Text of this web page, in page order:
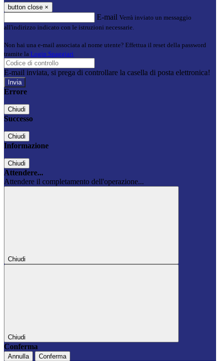
button close ×
E-mail Verrà inviato un messaggio
all'indirizzo indicato con le istruzioni necessarie.
Non hai una e-mail associata al nome utente? Effettua il reset della password
tramite la Login Spaggiari
E-mail inviata, si prega di controllare la casella di posta elettronica!
Errore
Chiudi
Successo
Chiudi
Informazione
Chiudi
Attendere...
Attendere il completamento dell'operazione...
Chiudi
Chiudi
Conferma
Annulla Conferma